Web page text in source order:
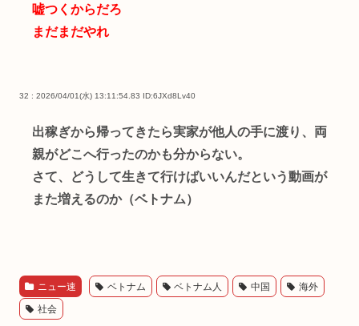
嘘つくからだろ
まだまだやれ
32 : 2026/04/01(水) 13:11:54.83 ID:6JXd8Lv40
出稼ぎから帰ってきたら実家が他人の手に渡り、両
親がどこへ行ったのかも分からない。
さて、どうして生きて行けばいいんだという動画が
また増えるのか（ベトナム）
ニュー速 ベトナム ベトナム人 中国 海外
社会